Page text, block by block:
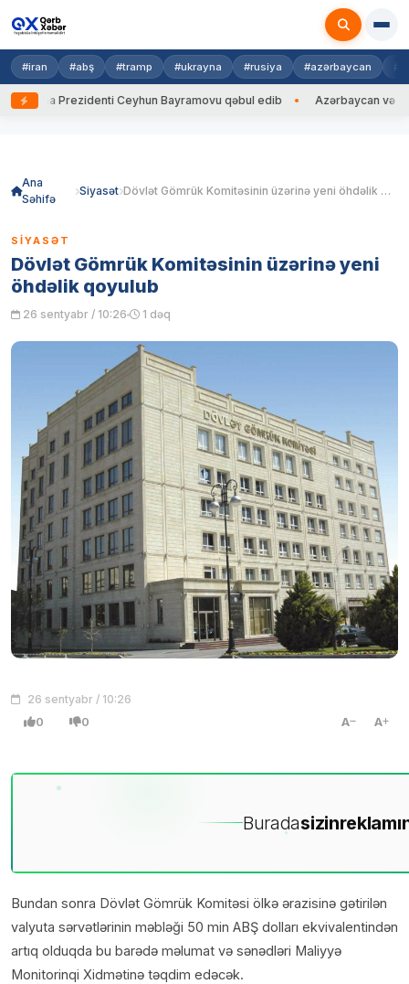
#iran #abş #tramp #ukrayna #rusiya #azərbaycan
Prezidenti Ceyhun Bayramovu qəbul edib Azərbaycan və Ukrayna
Ana
Səhifə
Siyasət Dövlət Gömrük Komitəsinin üzərinə yeni öhdəlik qoyulub
SIYASƏT
Dövlət Gömrük Komitəsinin üzərinə yeni
öhdəlik qoyulub
26 sentyabr / 10:26 1 dəq
26 sentyabr / 10:26
0 0 A A
Buradasizin
Bundan sonra Dövlət Gömrük Komitəsi ölkə ərazisinə gətirilən
valyuta sərvətlərinin məbləği 50 min ABŞ dolları ekvivalentindən
artıq olduqda bu barədə məlumat və sənədləri Maliyyə
Monitorinqi Xidmətinə təqdim edəcək.